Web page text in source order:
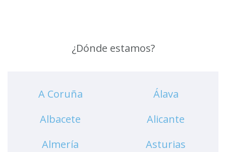
¿Dónde estamos?
A Coruña
Álava
Albacete
Alicante
Almería
Asturias